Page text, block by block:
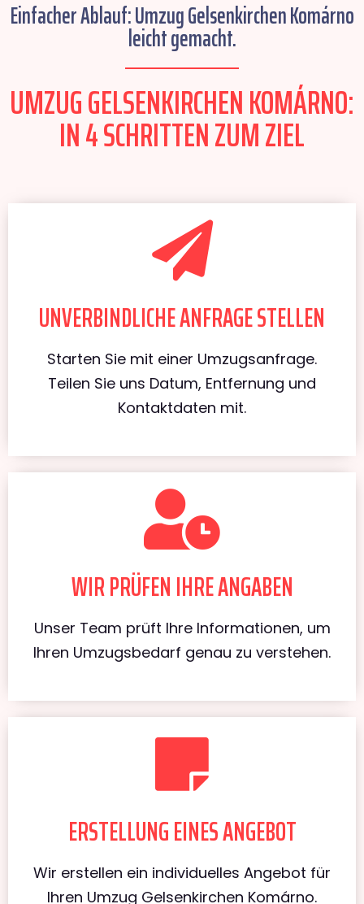
Einfacher Ablauf: Umzug Gelsenkirchen Komárno
leicht gemacht.
UMZUG GELSENKIRCHEN KOMÁRNO:
IN 4 SCHRITTEN ZUM ZIEL
UNVERBINDLICHE ANFRAGE STELLEN
Starten Sie mit einer Umzugsanfrage.
Teilen Sie uns Datum, Entfernung und
Kontaktdaten mit.
WIR PRÜFEN IHRE ANGABEN
Unser Team prüft Ihre Informationen, um
Ihren Umzugsbedarf genau zu verstehen.
ERSTELLUNG EINES ANGEBOT
Wir erstellen ein individuelles Angebot für
Ihren Umzug Gelsenkirchen Komárno.